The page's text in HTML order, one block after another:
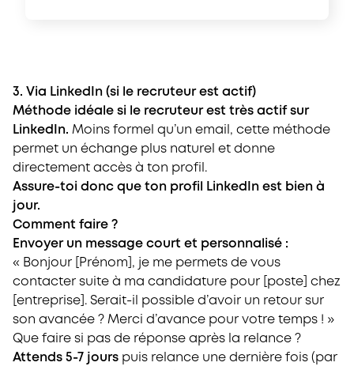
3. Via LinkedIn (si le recruteur est actif)
Méthode idéale si le recruteur est très actif sur
LinkedIn. Moins formel qu’un email, cette méthode
permet un échange plus naturel et donne
directement accès à ton profil.
Assure-toi donc que ton profil LinkedIn est bien à
jour.
Comment faire ?
Envoyer un message court et personnalisé :
« Bonjour [Prénom], je me permets de vous
contacter suite à ma candidature pour [poste] chez
[entreprise]. Serait-il possible d’avoir un retour sur
son avancée ? Merci d’avance pour votre temps ! »
Que faire si pas de réponse après la relance ?
Attends 5-7 jours puis relance une dernière fois (par